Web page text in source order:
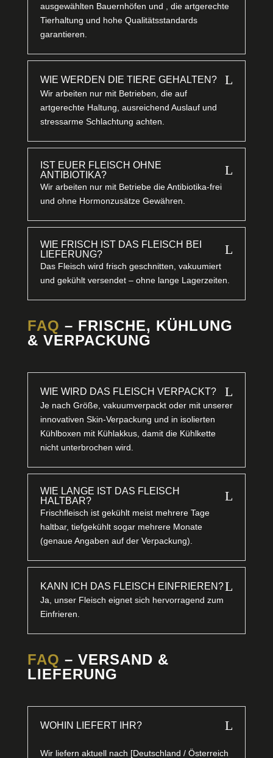
ausgewählten Bauernhöfen und , die artgerechte
Tierhaltung und hohe Qualitätsstandards
garantieren.
WIE WERDEN DIE TIERE GEHALTEN? L
Wir arbeiten nur mit Betrieben, die auf
artgerechte Haltung, ausreichend Auslauf und
stressarme Schlachtung achten.
IST EUER FLEISCH OHNE
ANTIBIOTIKA?
L
Wir arbeiten nur mit Betriebe die Antibiotika-frei
und ohne Hormonzusätze Gewähren.
WIE FRISCH IST DAS FLEISCH BEI
LIEFERUNG?
L
Das Fleisch wird frisch geschnitten, vakuumiert
und gekühlt versendet – ohne lange Lagerzeiten.
FAQ – FRISCHE, KÜHLUNG
& VERPACKUNG
WIE WIRD DAS FLEISCH VERPACKT? L
Je nach Größe, vakuumverpackt oder mit unserer
innovativen Skin-Verpackung und in isolierten
Kühlboxen mit Kühlakkus, damit die Kühlkette
nicht unterbrochen wird.
WIE LANGE IST DAS FLEISCH
HALTBAR?
L
Frischfleisch ist gekühlt meist mehrere Tage
haltbar, tiefgekühlt sogar mehrere Monate
(genaue Angaben auf der Verpackung).
KANN ICH DAS FLEISCH EINFRIEREN?L
Ja, unser Fleisch eignet sich hervorragend zum
Einfrieren.
FAQ – VERSAND &
LIEFERUNG
WOHIN LIEFERT IHR? L
Wir liefern aktuell nach [Deutschland / Österreich